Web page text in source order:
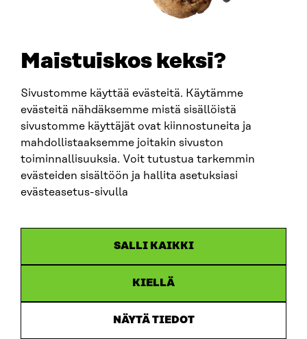
Maistuiskos keksi?
Sivustomme käyttää evästeitä. Käytämme
evästeitä nähdäksemme mistä sisällöistä
sivustomme käyttäjät ovat kiinnostuneita ja
mahdollistaaksemme joitakin sivuston
toiminnallisuuksia. Voit tutustua tarkemmin
evästeiden sisältöön ja hallita asetuksiasi
evästeasetus-sivulla
SALLI KAIKKI
KIELLÄ
NÄYTÄ TIEDOT
fornamn.efternamn@sitra.fi
SITRA PÅ SOCIALA MEDIER
LinkedIn
Instagram
YouTube
Tillgänglighetsutredning